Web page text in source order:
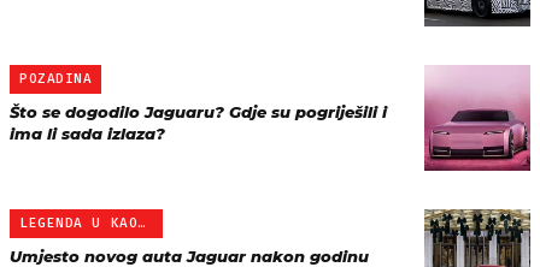
POZADINA
Što se dogodilo Jaguaru? Gdje su pogriješili i
ima li sada izlaza?
LEGENDA U KAOSU
Umjesto novog auta Jaguar nakon godinu